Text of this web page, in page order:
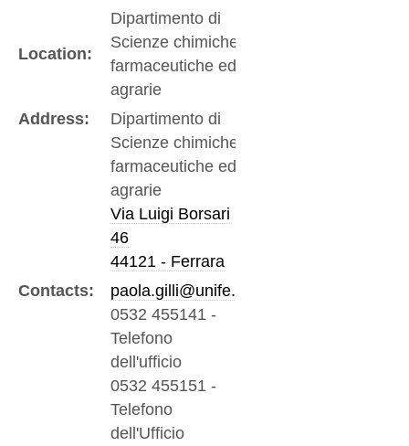
Location:
Dipartimento di
Scienze chimiche,
farmaceutiche ed
agrarie
Address:
Dipartimento di
Scienze chimiche,
farmaceutiche ed
agrarie
Via Luigi Borsari
46
44121 - Ferrara
Contacts:
paola.gilli@unife.it
0532 455141 -
Telefono
dell'ufficio
0532 455151 -
Telefono
dell'Ufficio